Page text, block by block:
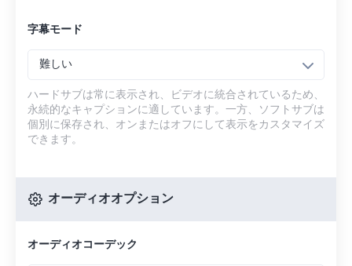
字幕モード
難しい
ハードサブは常に表示され、ビデオに統合されているため、
永続的なキャプションに適しています。一方、ソフトサブは
個別に保存され、オンまたはオフにして表示をカスタマイズ
できます。
オーディオオプション
オーディオコーデック